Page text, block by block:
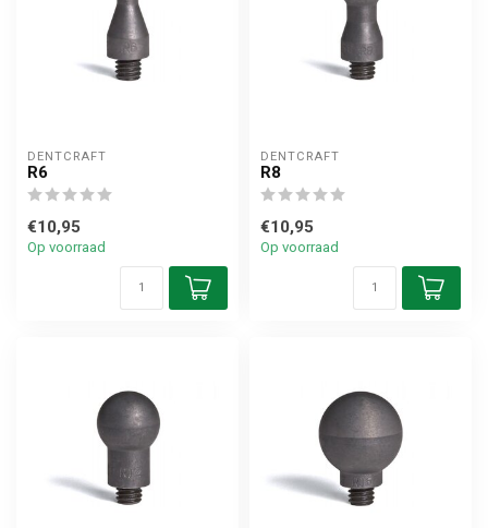
DENTCRAFT
R6
€10,95
Op voorraad
DENTCRAFT
R8
€10,95
Op voorraad